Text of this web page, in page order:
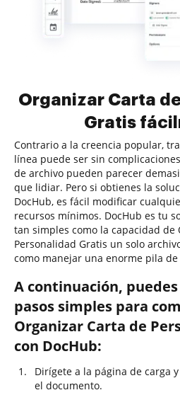
Organizar Carta
Gratis
Contrario a la creencia popular,
línea puede ser sin
de archivo pueden parecer
que lidiar. Pero si obtienes la
DocHub, es fácil modificar
recursos mínimos. DocHub es tu
tan simples como la capacidad de
Personalidad Gratis un solo
como manejar una enorme pila
A continuación,
pasos simples para
Organizar Carta de
con DocHub:
Dirígete a la página de carga
el documento.